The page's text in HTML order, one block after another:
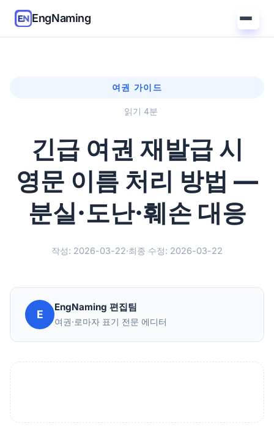
EngNaming
여권 가이드
읽기 4분
긴급 여권 재발급 시
영문 이름 처리 방법 —
분실·도난·훼손 대응
작성: 2026-03-22·최종 수정: 2026-03-22
E
EngNaming 편집팀
여권·로마자 표기 전문 에디터